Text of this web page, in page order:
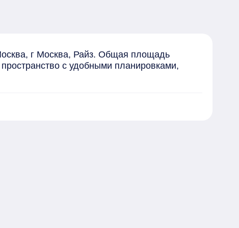
г Москва, Райз. Общая площадь
с удобными планировками,